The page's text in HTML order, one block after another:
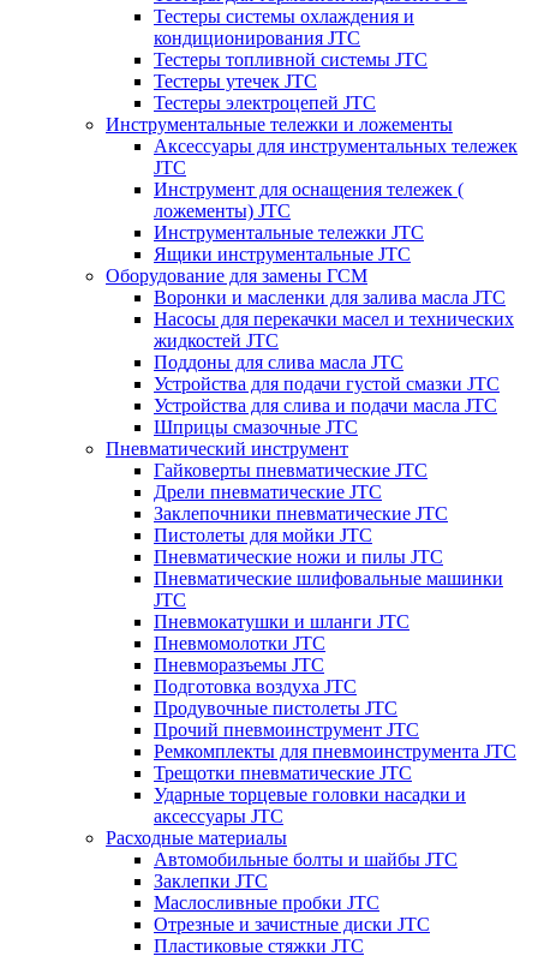
Тестеры системы охлаждения и
кондиционирования JTC
Тестеры топливной системы JTC
Тестеры утечек JTC
Тестеры электроцепей JTC
Инструментальные тележки и ложементы
Аксессуары для инструментальных тележек
JTC
Инструмент для оснащения тележек (
ложементы) JTC
Инструментальные тележки JTC
Ящики инструментальные JTC
Оборудование для замены ГСМ
Воронки и масленки для залива масла JTC
Насосы для перекачки масел и технических
жидкостей JTC
Поддоны для слива масла JTC
Устройства для подачи густой смазки JTC
Устройства для слива и подачи масла JTC
Шприцы смазочные JTC
Пневматический инструмент
Гайковерты пневматические JTC
Дрели пневматические JTC
Заклепочники пневматические JTC
Пистолеты для мойки JTC
Пневматические ножи и пилы JTC
Пневматические шлифовальные машинки
JTC
Пневмокатушки и шланги JTC
Пневмомолотки JTC
Пневморазъемы JTC
Подготовка воздуха JTC
Продувочные пистолеты JTC
Прочий пневмоинструмент JTC
Ремкомплекты для пневмоинструмента JTC
Трещотки пневматические JTC
Ударные торцевые головки насадки и
аксессуары JTC
Расходные материалы
Автомобильные болты и шайбы JTC
Заклепки JTC
Маслосливные пробки JTC
Отрезные и зачистные диски JTC
Пластиковые стяжки JTC